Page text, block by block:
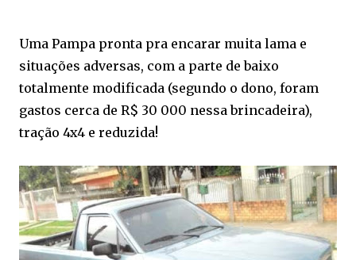
Uma Pampa pronta pra encarar muita lama e
situações adversas, com a parte de baixo
totalmente modificada (segundo o dono, foram
gastos cerca de R$ 30 000 nessa brincadeira),
tração 4x4 e reduzida!